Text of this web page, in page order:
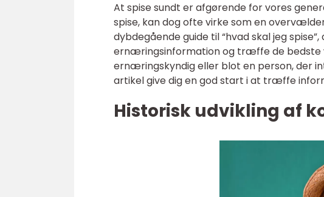
At spise sundt er afgørende for vores
spise, kan dog ofte virke som en
dybdegående guide til “hvad skal jeg
ernæringsinformation og træffe de bedste
ernæringskyndig eller blot en person, der
artikel give dig en god start i at træffe
Historisk udvikling af